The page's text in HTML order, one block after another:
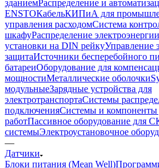
зданиемРаспределение и
ENSTOКабельКИПиА для
управления расходомСистема
шкафуРаспределение электроэнергии
установки на DIN рейкуУправление
защитаИсточники бесперебойного
батареиОборудование для
мощностиМеталлические оболочки
модульныеЗарядные устройства для
электротранспортаСистемы
подключенияСистемы и компоненты
работПассивное оборудование для
системыЭлектроустановочное
—
Датчики
Блоки питания (Mean Well)